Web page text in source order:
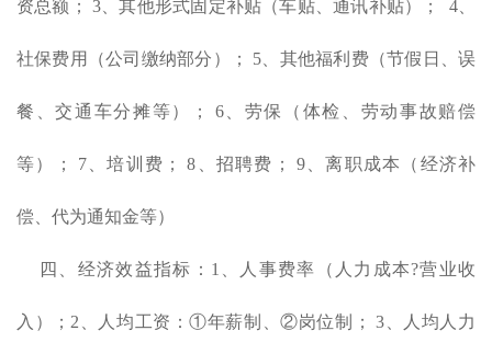
资总额； 3、其他形式固定补贴（车贴、通讯补贴）； 4、
社保费用（公司缴纳部分）； 5、其他福利费（节假日、误
餐、交通车分摊等）； 6、劳保（体检、劳动事故赔偿
等）； 7、培训费； 8、招聘费； 9、离职成本（经济补
偿、代为通知金等）
四、经济效益指标：1、人事费率（人力成本?营业收
入）；2、人均工资：①年薪制、②岗位制； 3、人均人力